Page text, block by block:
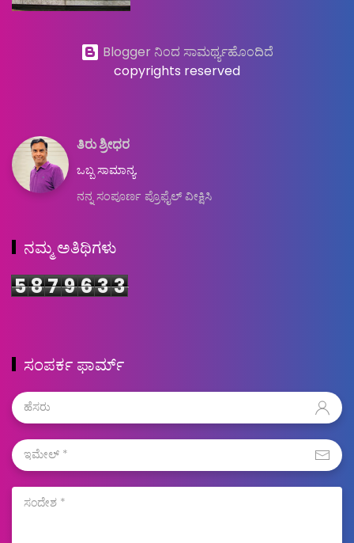
Blogger ನಿಂದ ಸಾಮರ್ಥ್ಯಹೊಂದಿದೆ
copyrights reserved
ತಿರು ಶ್ರೀಧರ
ಒಬ್ಬ ಸಾಮಾನ್ಯ.
ನನ್ನ ಸಂಪೂರ್ಣ ಪ್ರೊಫೈಲ್ ವೀಕ್ಷಿಸಿ
ನಮ್ಮ ಅತಿಥಿಗಳು
587 963 3
ಸಂಪರ್ಕ ಫಾರ್ಮ್